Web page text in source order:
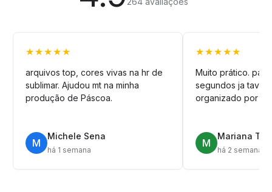
★★★★★
arquivos top, cores vivas na hr de
sublimar. Ajudou mt na minha
produção de Páscoa.
M
Michele Sena
há 1 semana
★★★★★
Muito prático.
segundos ja tava
organizado por
M
Mariana T.
há 2 semanas